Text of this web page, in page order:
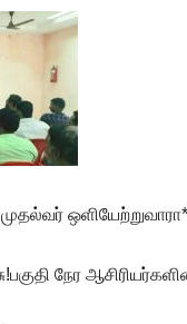
ஒளியேற்றுவாரா*
நேர